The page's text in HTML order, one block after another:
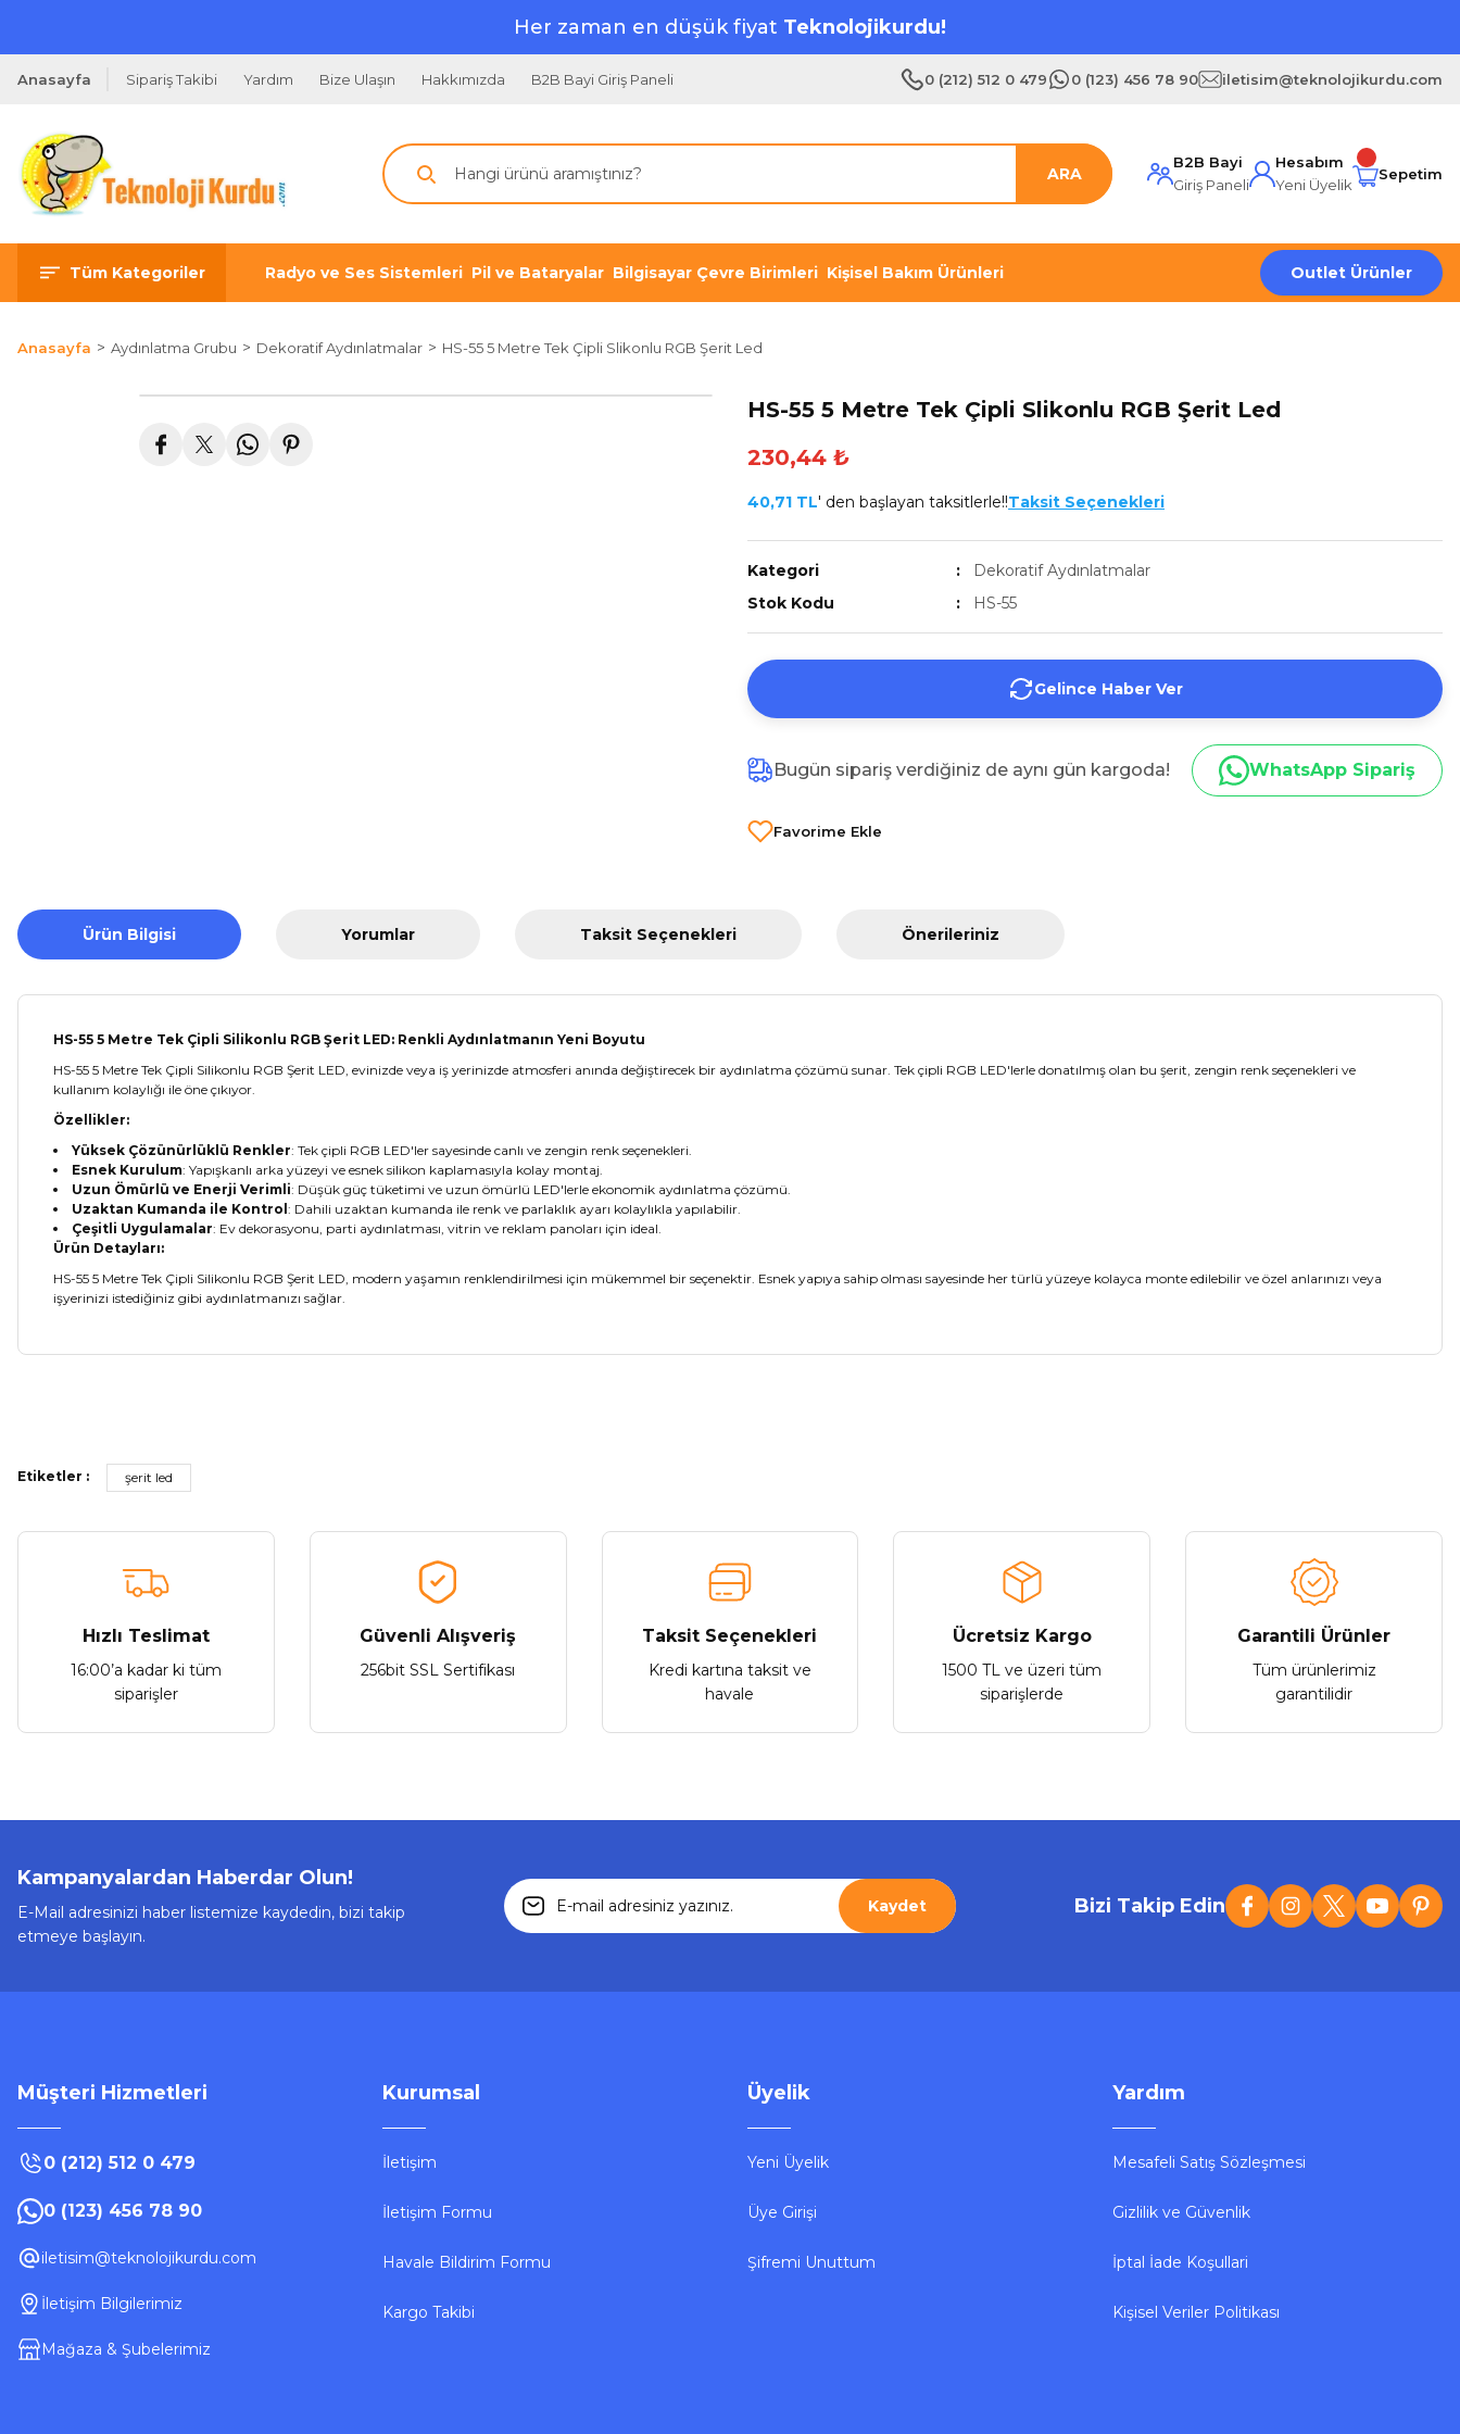
Her zaman en düşük fiyat Teknolojikurdu!
Anasayfa Sipariş Takibi Yardım Bize Ulaşın Hakkımızda B2B Bayi Giriş Paneli 0 (212) 512 0 479 0 (123) 456 78 90 iletisim@teknolojikurdu.com
ARA
B2B Bayi
Giriş Paneli
Hesabım
Yeni Üyelik
Sepetim
Tüm Kategoriler Radyo ve Ses Sistemleri Pil ve Bataryalar Bilgisayar Çevre Birimleri Kişisel Bakım Ürünleri Outlet Ürünler
Anasayfa Aydınlatma Grubu Dekoratif Aydınlatmalar HS-55 5 Metre Tek Çipli Slikonlu RGB Şerit Led
HS-55 5 Metre Tek Çipli Slikonlu RGB Şerit Led
230,44 ₺
40,71 TL' den başlayan taksitlerle!!Taksit Seçenekleri
Kategori
Dekoratif Aydınlatmalar
Stok Kodu
HS-55
Gelince Haber Ver
Bugün sipariş verdiğiniz de aynı gün kargoda! WhatsApp Sipariş
Ürün Bilgisi Yorumlar Taksit Seçenekleri Önerileriniz
HS-55 5 Metre Tek Çipli Silikonlu RGB Şerit LED: Renkli Aydınlatmanın Yeni Boyutu
HS-55 5 Metre Tek Çipli Silikonlu RGB Şerit LED, evinizde veya iş yerinizde atmosferi anında değiştirecek bir aydınlatma çözümü sunar. Tek çipli RGB LED'lerle donatılmış olan bu şerit, zengin renk seçenekleri ve
kullanım kolaylığı ile öne çıkıyor.
Özellikler:
Yüksek Çözünürlüklü Renkler: Tek çipli RGB LED'ler sayesinde canlı ve zengin renk seçenekleri.
Esnek Kurulum: Yapışkanlı arka yüzeyi ve esnek silikon kaplamasıyla kolay montaj.
Uzun Ömürlü ve Enerji Verimli: Düşük güç tüketimi ve uzun ömürlü LED'lerle ekonomik aydınlatma çözümü.
Uzaktan Kumanda ile Kontrol : Dahili uzaktan kumanda ile renk ve parlaklık ayarı kolaylıkla yapılabilir.
Çeşitli Uygulamalar: Ev dekorasyonu, parti aydınlatması, vitrin ve reklam panoları için ideal.
Ürün Detayları:
HS-55 5 Metre Tek Çipli Silikonlu RGB Şerit LED, modern yaşamın renklendirilmesi için mükemmel bir seçenektir. Esnek yapıya sahip olması sayesinde her türlü yüzeye kolayca monte edilebilir ve özel anlarınızı veya
işyerinizi istediğiniz gibi aydınlatmanızı sağlar.
Ürün resmi kalitesiz, bozuk veya görüntülenemiyor.
Ürün bilgilerinde hatalar bulunuyor.
Ürün fiyatı diğer sitelerden daha pahalı.
Bu ürüne benzer farklı alternatifler olmalı.
Etiketler : şerit led
Hızlı Teslimat
16:00’a kadar ki tüm
siparişler
Güvenli Alışveriş
256bit SSL Sertifikası
Taksit Seçenekleri
Kredi kartına taksit ve
havale
Ücretsiz Kargo
1500 TL ve üzeri tüm
siparişlerde
Garantili Ürünler
Tüm ürünlerimiz
garantilidir
Kampanyalardan Haberdar Olun!
E-Mail adresinizi haber listemize kaydedin, bizi takip
etmeye başlayın.
Kaydet Bizi Takip Edin
Müşteri Hizmetleri
0 (212) 512 0 479
0 (123) 456 78 90
iletisim@teknolojikurdu.com
İletişim Bilgilerimiz
Mağaza & Şubelerimiz
Kurumsal
İletişim
İletişim Formu
Havale Bildirim Formu
Kargo Takibi
Üyelik
Yeni Üyelik
Üye Girişi
Şifremi Unuttum
Yardım
Mesafeli Satış Sözleşmesi
Gizlilik ve Güvenlik
İptal İade Koşullari
Kişisel Veriler Politikası